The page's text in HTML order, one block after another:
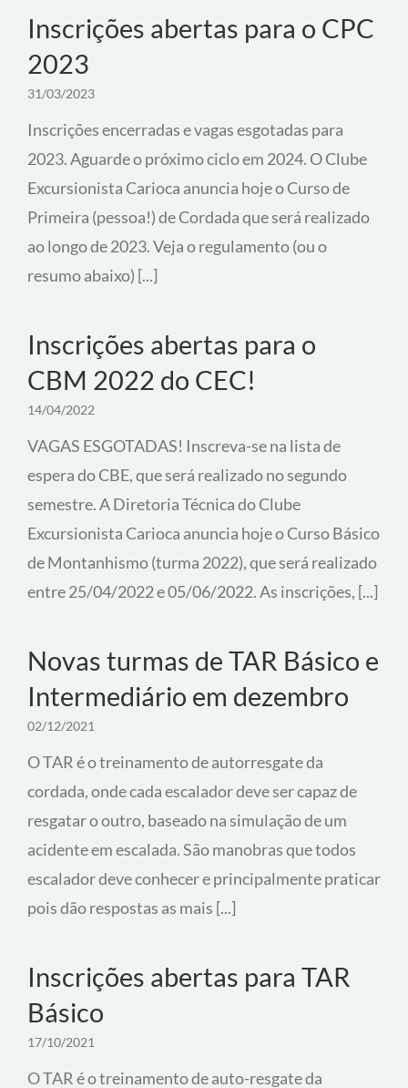
Inscrições abertas para o CPC
2023
31/03/2023
Inscrições encerradas e vagas esgotadas para
2023. Aguarde o próximo ciclo em 2024. O Clube
Excursionista Carioca anuncia hoje o Curso de
Primeira (pessoa!) de Cordada que será realizado
ao longo de 2023. Veja o regulamento (ou o
resumo abaixo) [...]
Inscrições abertas para o
CBM 2022 do CEC!
14/04/2022
VAGAS ESGOTADAS! Inscreva-se na lista de
espera do CBE, que será realizado no segundo
semestre. A Diretoria Técnica do Clube
Excursionista Carioca anuncia hoje o Curso Básico
de Montanhismo (turma 2022), que será realizado
entre 25/04/2022 e 05/06/2022. As inscrições, [...]
Novas turmas de TAR Básico e
Intermediário em dezembro
02/12/2021
O TAR é o treinamento de autorresgate da
cordada, onde cada escalador deve ser capaz de
resgatar o outro, baseado na simulação de um
acidente em escalada. São manobras que todos
escalador deve conhecer e principalmente praticar
pois dão respostas as mais [...]
Inscrições abertas para TAR
Básico
17/10/2021
O TAR é o treinamento de auto-resgate da